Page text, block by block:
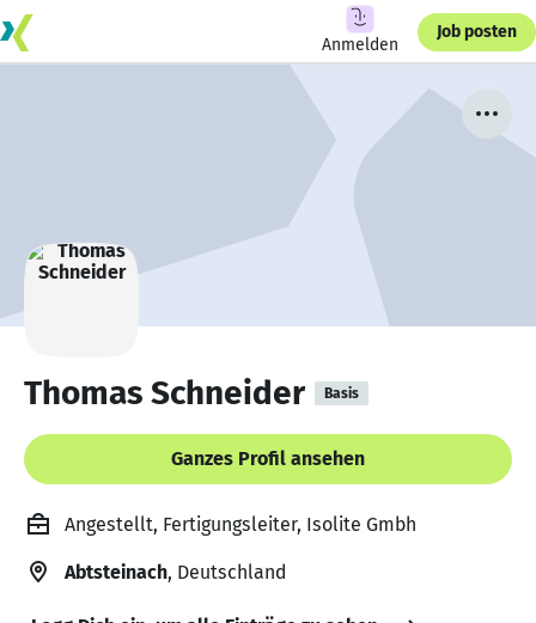
Anmelden
Job posten
Thomas Schneider Basis
Ganzes Profil ansehen
Angestellt, Fertigungsleiter, Isolite Gmbh
Abtsteinach, Deutschland